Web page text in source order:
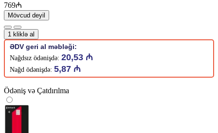
769₼
Mövcud deyil
1 kliklə al
ƏDV geri al məbləği:
Nağdsız ödənişdə: 20,53 ₼
Nağd ödənişdə: 5,87 ₼
Ödəniş və Çatdırılma